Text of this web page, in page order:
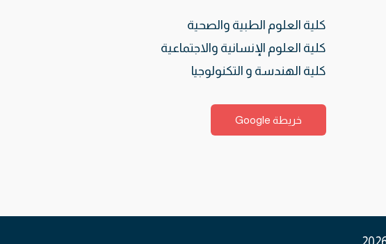
كلية العلوم الطبية والصحية
كلية العلوم الإنسانية والاجتماعية
كلية الهندسة و التكنولوجيا
خريطة Google